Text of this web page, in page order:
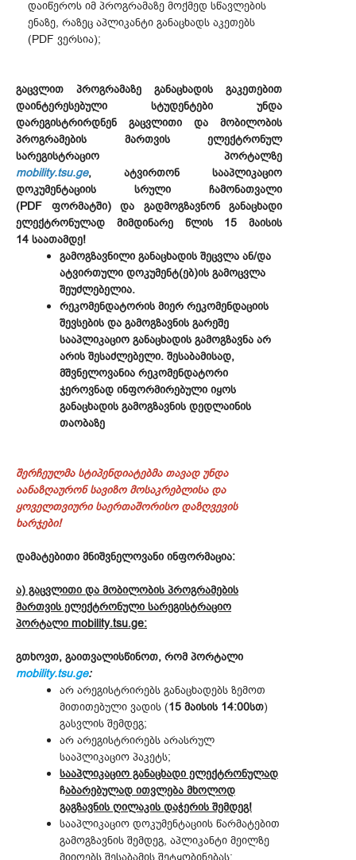
დაიწეროს იმ პროგრამაზე მოქმედ სწავლების
ენაზე, რაზეც აპლიკანტი განაცხადს აკეთებს
(PDF ვერსია);
გაცვლით პროგრამაზე განაცხადის გაკეთებით
დაინტერესებული სტუდენტები უნდა
დარეგისტრირდნენ გაცვლითი და მობილობის
პროგრამების მართვის ელექტრონულ
სარეგისტრაციო პორტალზე
mobility.tsu.ge, ატვირთონ სააპლიკაციო
დოკუმენტაციის სრული ჩამონათვალი
(PDF ფორმატში) და გადმოგზავნონ განაცხადი
ელექტრონულად მიმდინარე წლის 15 მაისის
14 საათამდე!
გამოგზავნილი განაცხადის შეცვლა ან/და
ატვირთული დოკუმენტ(ებ)ის გამოცვლა
შეუძლებელია.
რეკომენდატორის მიერ რეკომენდაციის
შევსების და გამოგზავნის გარეშე
სააპლიკაციო განაცხადის გამოგზავნა არ
არის შესაძლებელი. შესაბამისად,
მშვნელოვანია რეკომენდატორი
ჯეროვნად ინფორმირებული იყოს
განაცხადის გამოგზავნის დედლაინის
თაობაზე
შერჩეულმა სტიპენდიატებმა თავად უნდა
აანაზღაურონ სავიზო მოსაკრებლისა და
ყოველთვიური საერთაშორისო დაზღვევის
ხარჯები!
დამატებითი მნიშვნელოვანი ინფორმაცია:
ა) გაცვლითი და მობილობის პროგრამების
მართვის ელექტრონული სარეგისტრაციო
პორტალი mobility.tsu.ge:
გთხოვთ, გაითვალისწინოთ, რომ პორტალი
mobility.tsu.ge:
არ არეგისტრირებს განაცხადებს ზემოთ
მითითებული ვადის (15 მაისის 14:00სთ)
გასვლის შემდეგ;
არ არეგისტრირებს არასრულ
სააპლიკაციო პაკეტს;
სააპლიკაციო განაცხადი ელექტრონულად
ჩაბარებულად ითვლება მხოლოდ
გაგზავნის ღილაკის დაჭერის შემდეგ!
სააპლიკაციო დოკუმენტაციის წარმატებით
გამოგზავნის შემდეგ, აპლიკანტი მეილზე